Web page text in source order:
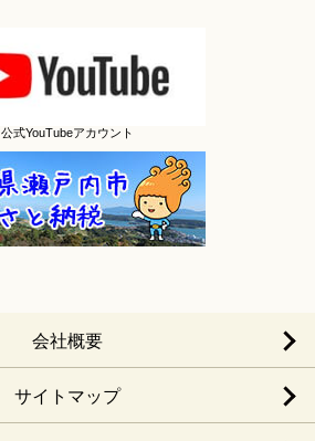
公式YouTubeアカウント
会社概要
サイトマップ